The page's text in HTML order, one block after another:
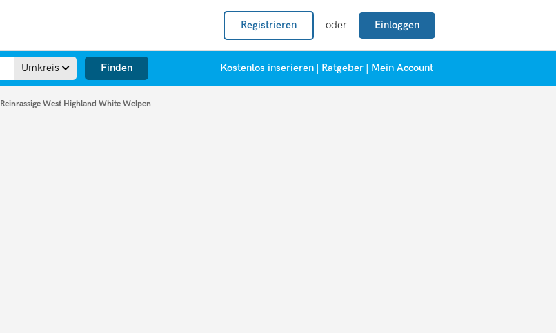
Registrieren oder Einloggen
Umkreis Finden Kostenlos inserieren Ratgeber Mein Account
Reinrassige West Highland White Welpen